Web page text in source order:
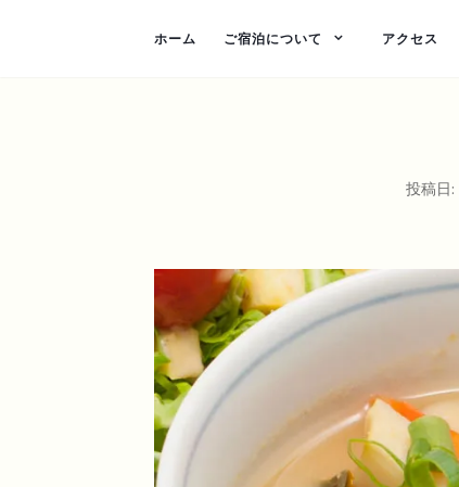
ホーム ご宿泊について アクセス
投稿日: